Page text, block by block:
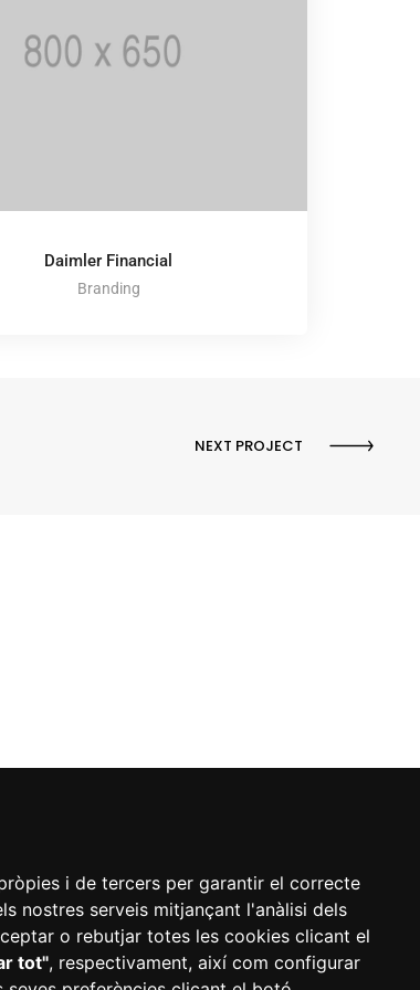
i de tercers per garantir el correcte
nostres serveis mitjançant l'anàlisi dels
o rebutjar totes les cookies clicant el
tot", respectivament, així com configurar
Daimler Financial
Branding
NEXT PROJECT